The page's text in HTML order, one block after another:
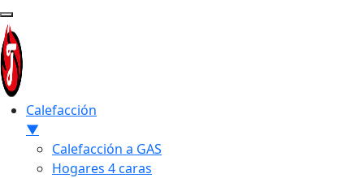
Calefacción
▼
Calefacción a GAS
Hogares 4 caras